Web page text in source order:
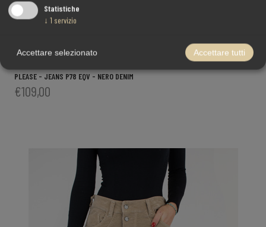
PLEASE - JEANS P78 EQV - NERO DENIM
€109,00
Statistiche
↓ 1 servizio
Accettare selezionato Accettare tutti